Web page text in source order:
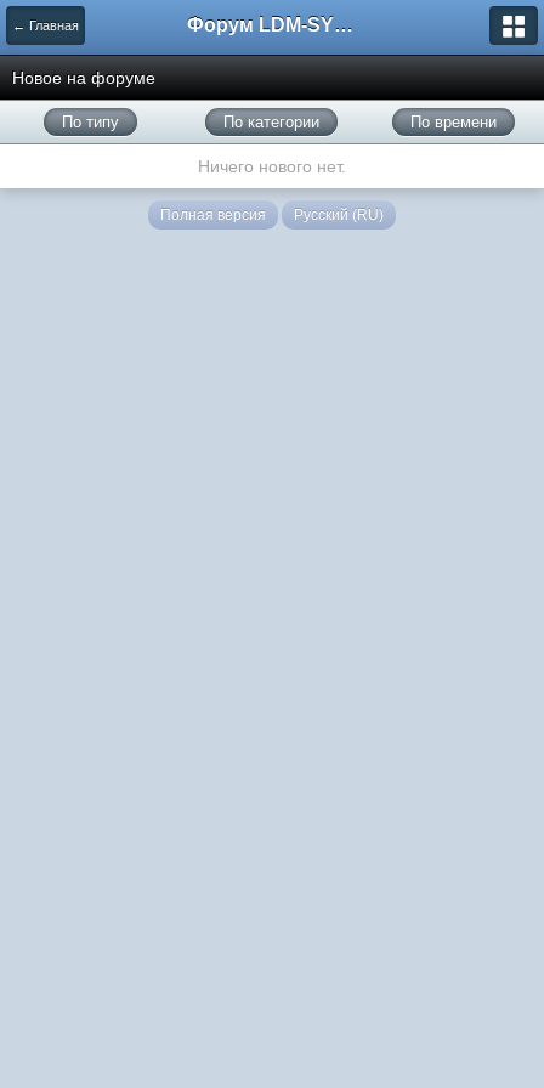
← Главная Форум LDM-SYSTEMS
Новое на форуме
По типу По категории По времени
Ничего нового нет.
Полная версия Русский (RU)